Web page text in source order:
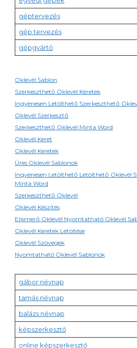
géptervezés
gép tervezés
gépgyártó
Oklevél Sablon
Szerkeszthető Oklevél Keretek
Ingyenesen Letölthető Szerkeszthető
Oklevél Szerkesztő
Szerkeszthető Oklevél Minta Word
Oklevél Keret
Oklevél Keretek
Üres Oklevél Sablonok
Ingyenesen Letölthető Letölthető Oklevél
Minta Word
Szerkeszthető Oklevél
Oklevél Készítés
Elismerő Oklevél Nyomtatható Oklevél
Oklevél Keretek Letöltése
Oklevél Szövegek
Nyomtatható Oklevél Sablonok
gábor névnap
tamás névnap
balázs névnap
képszerkesztő
online képszerkesztő